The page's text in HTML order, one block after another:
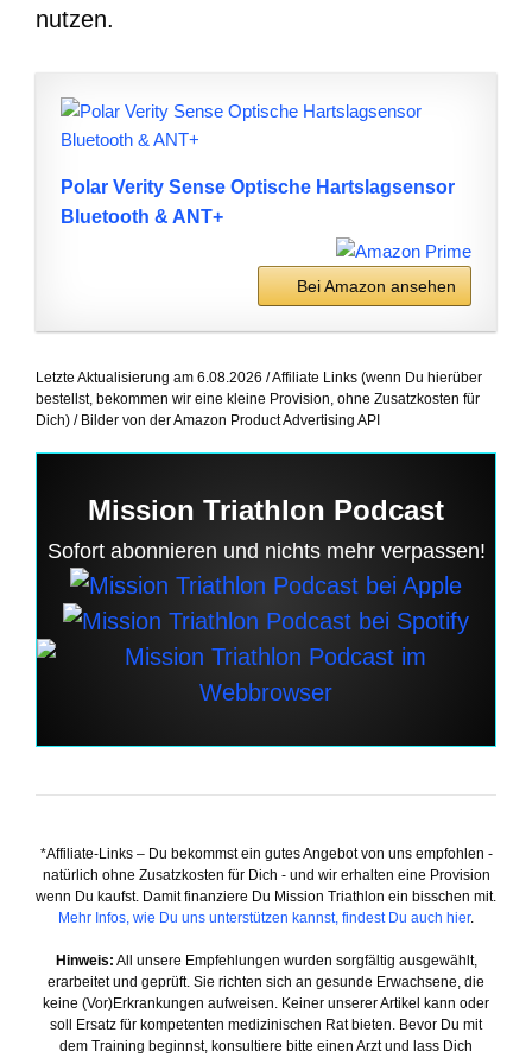
nutzen.
Polar Verity Sense Optische Hartslagsensor
Bluetooth & ANT+
Bei Amazon ansehen
Letzte Aktualisierung am 6.08.2026 / Affiliate Links (wenn Du hierüber
bestellst, bekommen wir eine kleine Provision, ohne Zusatzkosten für
Dich) / Bilder von der Amazon Product Advertising API
Mission Triathlon Podcast
Sofort abonnieren und nichts mehr verpassen!
*Affiliate-Links – Du bekommst ein gutes Angebot von uns empfohlen -
natürlich ohne Zusatzkosten für Dich - und wir erhalten eine Provision
wenn Du kaufst. Damit finanziere Du Mission Triathlon ein bisschen mit.
Mehr Infos, wie Du uns unterstützen kannst, findest Du auch hier.
Hinweis: All unsere Empfehlungen wurden sorgfältig ausgewählt,
erarbeitet und geprüft. Sie richten sich an gesunde Erwachsene, die
keine (Vor)Erkrankungen aufweisen. Keiner unserer Artikel kann oder
soll Ersatz für kompetenten medizinischen Rat bieten. Bevor Du mit
dem Training beginnst, konsultiere bitte einen Arzt und lass Dich